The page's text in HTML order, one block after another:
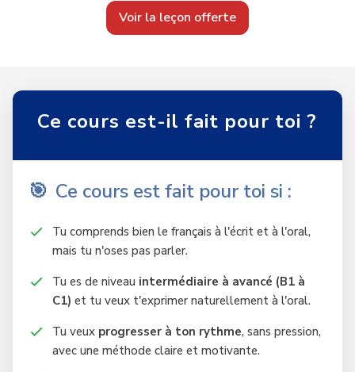
Voir la leçon offerte
Ce cours est-il fait pour toi ?
🎯 Ce cours est fait pour toi si :
Tu comprends bien le français à l'écrit et à l'oral,
mais tu n'oses pas parler.
Tu es de niveau intermédiaire à avancé (B1 à
C1) et tu veux t'exprimer naturellement à l'oral.
Tu veux progresser à ton rythme, sans pression,
avec une méthode claire et motivante.